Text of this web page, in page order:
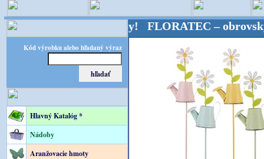
Kód výrobku alebo hľadaný výraz
Hlavný Katalóg *
Nádoby
Aranžovacie hmoty
potreby! FLORATEC – obrovský